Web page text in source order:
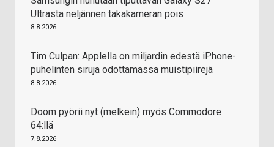
Ultrasta neljännen takakameran pois
8.8.2026
Tim Culpan: Applella on miljardin edestä iPhone-
puhelinten siruja odottamassa muistipiirejä
8.8.2026
Doom pyörii nyt (melkein) myös Commodore
64:llä
7.8.2026